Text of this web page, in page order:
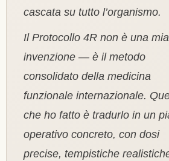
cascata su tutto l’organismo.
Il Protocollo 4R non è una mia
invenzione — è il metodo
consolidato della medicina
funzionale internazionale.
che ho fatto è tradurlo in un
operativo concreto, con dosi
precise, tempistiche